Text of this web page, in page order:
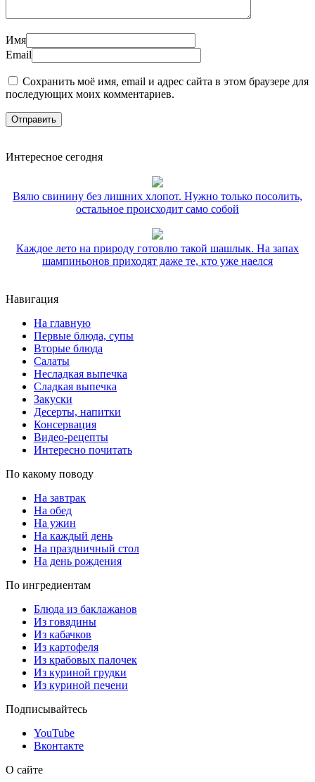
Имя
Email
Сохранить моё имя, email и адрес сайта в этом браузере для
последующих моих комментариев.
Интересное сегодня
Вялю свинину без лишних хлопот. Нужно только посолить,
остальное происходит само собой
Каждое лето на природу готовлю такой шашлык. На запах
шампиньонов приходят даже те, кто уже наелся
Навигация
На главную
Первые блюда, супы
Вторые блюда
Салаты
Несладкая выпечка
Сладкая выпечка
Закуски
Десерты, напитки
Консервация
Видео-рецепты
Интересно почитать
По какому поводу
На завтрак
На обед
На ужин
На каждый день
На праздничный стол
На день рождения
По ингредиентам
Блюда из баклажанов
Из говядины
Из кабачков
Из картофеля
Из крабовых палочек
Из куриной грудки
Из куриной печени
Подписывайтесь
YouTube
Вконтакте
О сайте